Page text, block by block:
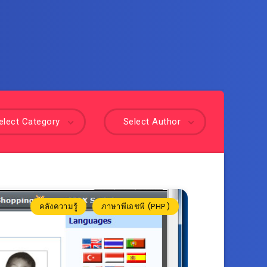
Select Author
Category
คลังความรู้ ภาษาพีเอชพี (PHP)